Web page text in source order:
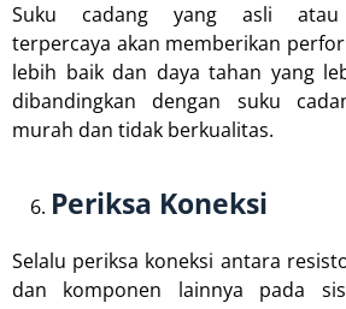
Suku cadang yang asli
terpercaya akan memberikan
lebih baik dan daya tahan yang
dibandingkan dengan suku
murah dan tidak berkualitas.
Periksa Koneksi
Selalu periksa koneksi antara
dan komponen lainnya pada